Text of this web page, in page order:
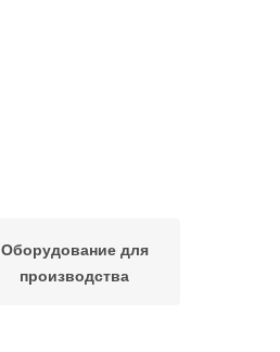
Оборудование для
производства